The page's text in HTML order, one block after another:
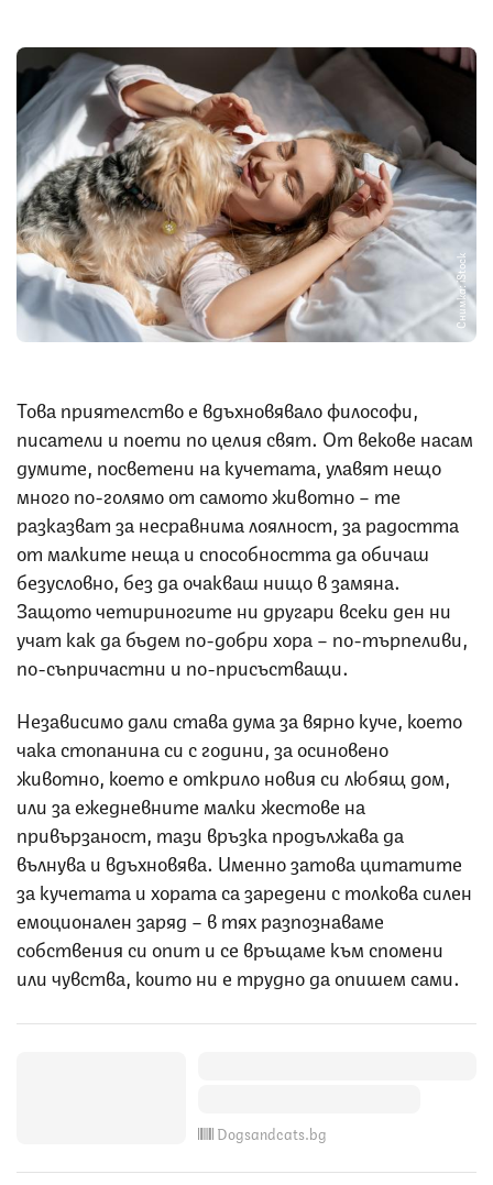
Снимка: iStock
Това приятелство е вдъхновявало философи,
писатели и поети по целия свят. От векове насам
думите, посветени на кучетата, улавят нещо
много по-голямо от самото животно – те
разказват за несравнима лоялност, за радостта
от малките неща и способността да обичаш
безусловно, без да очакваш нищо в замяна.
Защото четириногите ни другари всеки ден ни
учат как да бъдем по-добри хора – по-търпеливи,
по-съпричастни и по-присъстващи.
Независимо дали става дума за вярно куче, което
чака стопанина си с години, за осиновено
животно, което е открило новия си любящ дом,
или за ежедневните малки жестове на
привързаност, тази връзка продължава да
вълнува и вдъхновява. Именно затова цитатите
за кучетата и хората са заредени с толкова силен
емоционален заряд – в тях разпознаваме
собствения си опит и се връщаме към спомени
или чувства, които ни е трудно да опишем сами.
Dogsandcats.bg